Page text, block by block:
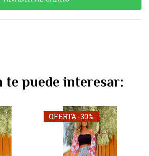
te puede interesar:
OFERTA -30%